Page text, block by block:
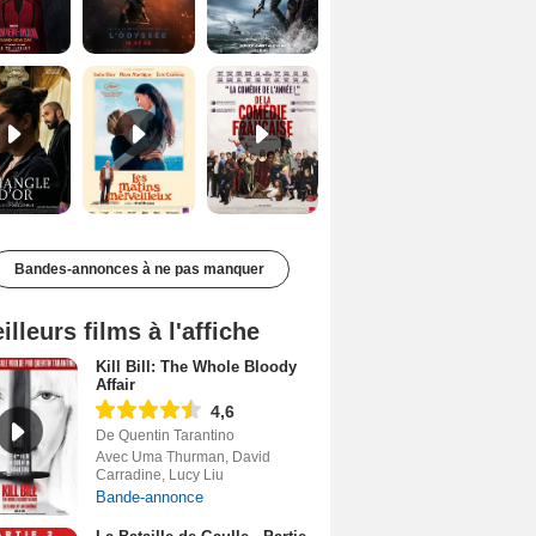
Les Matins merveilleux Bande-annonce VF De la Comédie-Française Teaser VF
Bandes-annonces à ne pas manquer
films à l'affiche
Kill Bill: The Whole Bloody
Affair
4,6
De Quentin Tarantino
Avec Uma Thurman, David
Carradine, Lucy Liu
Bande-annonce